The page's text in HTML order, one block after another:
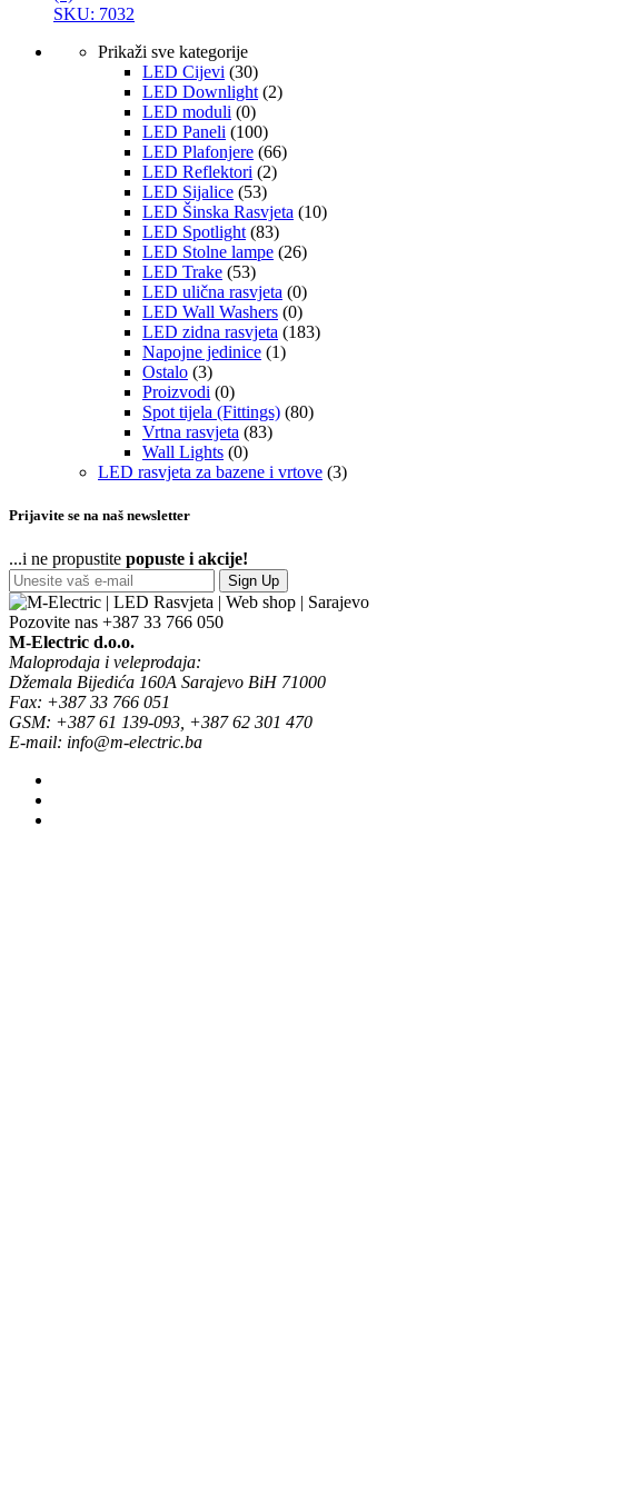
SKU: 7032
Prikaži sve kategorije
LED Cijevi (30)
LED Downlight (2)
LED moduli (0)
LED Paneli (100)
LED Plafonjere (66)
LED Reflektori (2)
LED Sijalice (53)
LED Šinska Rasvjeta (10)
LED Spotlight (83)
LED Stolne lampe (26)
LED Trake (53)
LED ulična rasvjeta (0)
LED Wall Washers (0)
LED zidna rasvjeta (183)
Napojne jedinice (1)
Ostalo (3)
Proizvodi (0)
Spot tijela (Fittings) (80)
Vrtna rasvjeta (83)
Wall Lights (0)
LED rasvjeta za bazene i vrtove (3)
Prijavite se na naš newsletter
...i ne propustite popuste i akcije!
Sign Up
Pozovite nas +387 33 766 050
M-Electric d.o.o.
Maloprodaja i veleprodaja:
Džemala Bijedića 160A Sarajevo BiH 71000
Fax: +387 33 766 051
GSM: +387 61 139-093, +387 62 301 470
E-mail: info@m-electric.ba